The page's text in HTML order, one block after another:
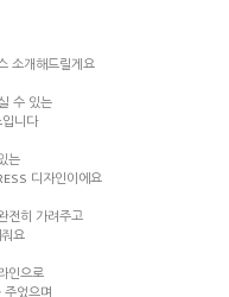
소개해드릴게요
수 있는
니다
는
디자인이에요
전히 가려주고
요
인으로